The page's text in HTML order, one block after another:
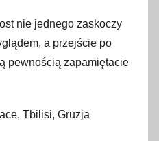
nie jednego zaskoczy
a przejście po
pewnością zapamiętacie
Tbilisi, Gruzja